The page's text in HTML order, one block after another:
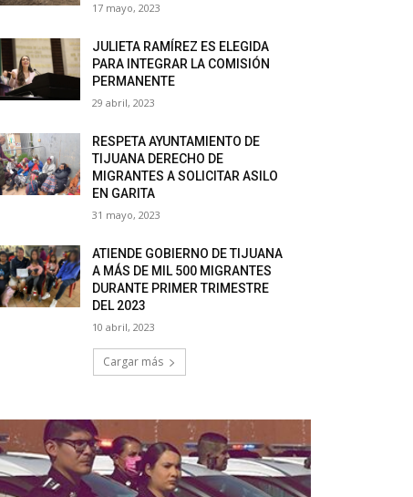
17 mayo, 2023
JULIETA RAMÍREZ ES ELEGIDA
PARA INTEGRAR LA COMISIÓN
PERMANENTE
29 abril, 2023
RESPETA AYUNTAMIENTO DE
TIJUANA DERECHO DE
MIGRANTES A SOLICITAR ASILO
EN GARITA
31 mayo, 2023
ATIENDE GOBIERNO DE TIJUANA
A MÁS DE MIL 500 MIGRANTES
DURANTE PRIMER TRIMESTRE
DEL 2023
10 abril, 2023
Cargar más